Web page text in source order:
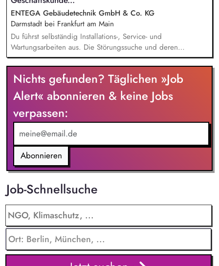
lebenspraktischer Fähigkeiten sowie Orientierung an Regeln
und sozialen Normen, Unterstützung bei der
Freizeitgestaltung und Pflege sozialer Kontakte, Förderung
sozialer Kompetenzen und Persönlichkeitsentwicklung,
Begleitung in emotionalen Krisen und Entwicklung
individueller Lösungsstrategien.
ENTEGA Gebäudetechnik GmbH & Co. KG
Darmstadt bei Frankfurt am Main
Du führst selbständig Installations-, Service- und
Wartungsarbeiten aus. Die Störungssuche und deren
Beseitigung führst du selbstständig durch. Du berätst und
betreust unsere Kunden hinsichtlich optimaler Einstellungen
der zugeteilten Kundenanlagen. Das Erstellen von
qualifizierten Service- und Wartungsberichten wird ebenfalls
Teil deiner Aufgabe werden. Du nimmst an der
turnusmäßigen Rufbereitschaft teil.
Nichts gefunden? Täglichen »Job
Alert« abonnieren & keine Jobs
verpassen:
Abonnieren
Job-Schnellsuche